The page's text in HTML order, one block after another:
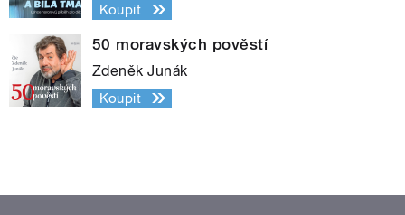
Koupit
50 moravských pověstí
Zdeněk Junák
Koupit